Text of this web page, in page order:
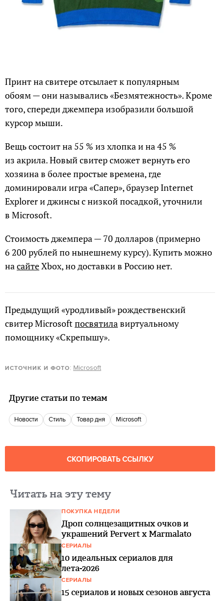
Принт на свитере отсылает к популярным
обоям — они назывались «Безмятежность». Кроме
того, спереди джемпера изобразили большой
курсор мыши.
Вещь состоит на 55 % из хлопка и на 45 %
из акрила. Новый свитер сможет вернуть его
хозяина в более простые времена, где
доминировали игра «Сапер», браузер Internet
Explorer и джинсы с низкой посадкой, уточнили
в Microsoft.
Стоимость джемпера — 70 долларов (примерно
6 200 рублей по нынешнему курсу). Купить можно
насайтеXbox, но доставки в Россию нет.
Предыдущий «уродливый» рождественский
свитер Microsoftпосвятилавиртуальному
помощнику «Скрепышу».
ИСТОЧНИК И ФОТО: Microsoft
Другие статьи по темам
новости Стиль Товар дня Microsoft
СКОПИРОВАТЬ ССЫЛКУ
Читать на эту тему
ПОКУПКА НЕДЕЛИ
Дроп солнцезащитных очков и
украшений Pervert x Marmalato
СЕРИАЛЫ
10 идеальных сериалов для
лета-2026
СЕРИАЛЫ
15 сериалов и новых сезонов августа